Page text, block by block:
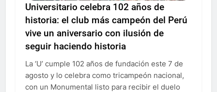
Universitario celebra 102 años de
historia: el club más campeón del Perú
vive un aniversario con ilusión de
seguir haciendo historia
La ‘U’ cumple 102 años de fundación este 7 de
agosto y lo celebra como tricampeón nacional,
con un Monumental listo para recibir el duelo